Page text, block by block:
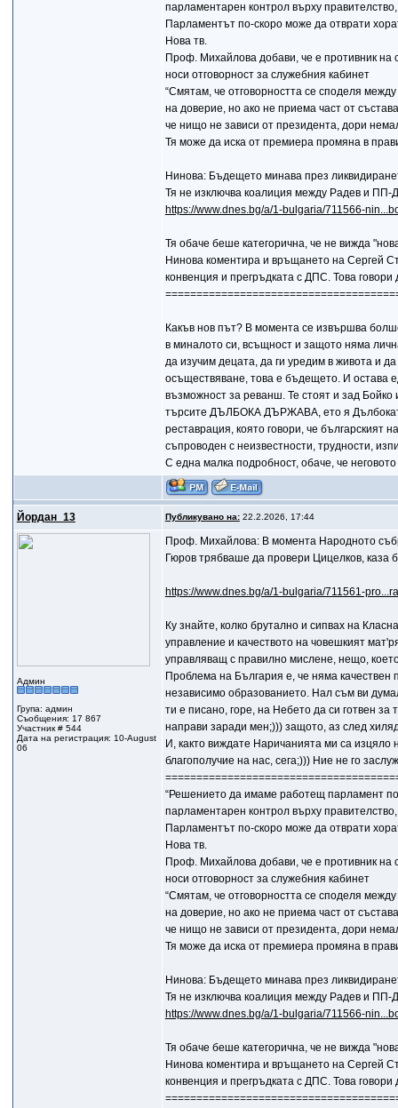
парламентарен контрол върху
Парламентът по-скоро може да отврати
Нова тв.
Проф. Михайлова добави, че е противник на
носи отговорност за служебния кабинет
“Смятам, че отговорността се споделя
на доверие, но ако не приема част от
че нищо не зависи от президента, дори
Тя може да иска от премиера промяна в
Нинова: Бъдещето минава през
Тя не изключва коалиция между Радев и ПП-
https://www.dnes.bg/a/1-bulgaria/711566-
Тя обаче беше категорична, че не вижда
Нинова коментира и връщането на Сергей
конвенция и прегръдката с ДПС. Това
Какъв нов път? В момента се извършва
в миналото си, всъщност и защото няма
да изучим децата, да ги уредим в живота и
осъществяване, това е бъдещето. И остава
възможност за реванш. Те стоят и зад
търсите ДЪЛБОКА ДЪРЖАВА, ето я
реставрация, която говори, че
съпроводен с неизвестности, трудности,
С една малка подробност, обаче, че
Йордан_13 Публикувано на:22.2.2026, 17:44
Админ
Група: админ
Съобщения: 17 867
Участник # 544
Дата на регистрация: 10-August
06
Проф. Михайлова: В момента Народното
Гюров трябваше да провери Цицелков, каза
https://www.dnes.bg/a/1-bulgaria/711561-
Ку знайте, колко брутално и сипвах на
управление и качеството на човешкият
управляващ с правилно мислене, нещо,
Проблема на България е, че няма качествен
независимо образованието. Нал съм ви
ти е писано, горе, на Небето да си готвен
направи заради мен;))) защото, аз след
И, както виждате Наричанията ми са изцяло
благополучие на нас, сега;))) Ние не го
“Решението да имаме работещ парламент
парламентарен контрол върху
Парламентът по-скоро може да отврати
Нова тв.
Проф. Михайлова добави, че е противник на
носи отговорност за служебния кабинет
“Смятам, че отговорността се споделя
на доверие, но ако не приема част от
че нищо не зависи от президента, дори
Тя може да иска от премиера промяна в
Нинова: Бъдещето минава през
Тя не изключва коалиция между Радев и ПП-
https://www.dnes.bg/a/1-bulgaria/711566-
Тя обаче беше категорична, че не вижда
Нинова коментира и връщането на Сергей
конвенция и прегръдката с ДПС. Това